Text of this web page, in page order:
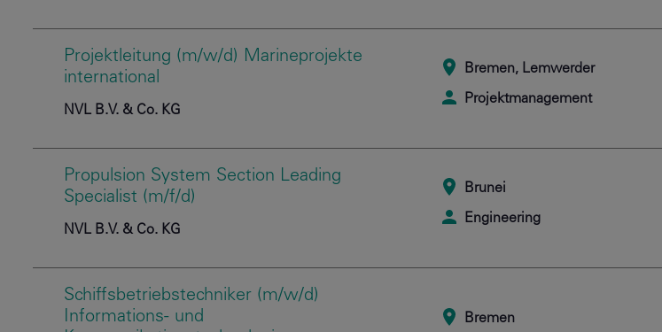
Projektleitung (m/w/d) Marineprojekte
international
NVL B.V. & Co. KG
Bremen, Lemwerder
Projektmanagement
Propulsion System Section Leading
Specialist (m/f/d)
NVL B.V. & Co. KG
Brunei
Engineering
Schiffsbetriebstechniker (m/w/d)
Informations- und
Bremen